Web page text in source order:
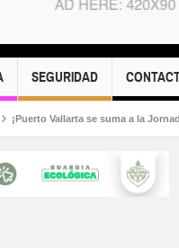
SEGURIDAD
Vallarta se suma a la Jornada